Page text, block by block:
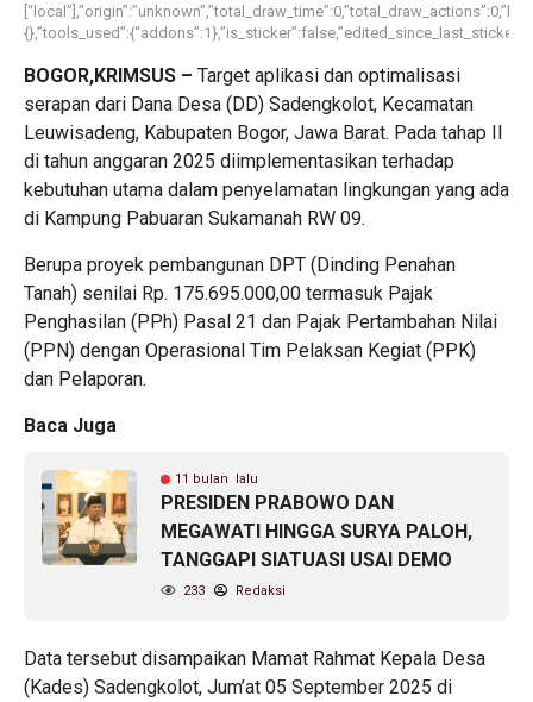
BOGOR,KRIMSUS – Target aplikasi dan optimalisasi
serapan dari Dana Desa (DD) Sadengkolot, Kecamatan
Leuwisadeng, Kabupaten Bogor, Jawa Barat. Pada tahap II
di tahun anggaran 2025 diimplementasikan terhadap
kebutuhan utama dalam penyelamatan lingkungan yang ada
di Kampung Pabuaran Sukamanah RW 09.
Berupa proyek pembangunan DPT (Dinding Penahan
Tanah) senilai Rp. 175.695.000,00 termasuk Pajak
Penghasilan (PPh) Pasal 21 dan Pajak Pertambahan Nilai
(PPN) dengan Operasional Tim Pelaksan Kegiat (PPK)
dan Pelaporan.
Baca Juga
11 bulan lalu
PRESIDEN PRABOWO DAN
MEGAWATI HINGGA SURYA PALOH,
TANGGAPI SIATUASI USAI DEMO
233 Redaksi
Data tersebut disampaikan Mamat Rahmat Kepala Desa
(Kades) Sadengkolot, Jum’at 05 September 2025 di